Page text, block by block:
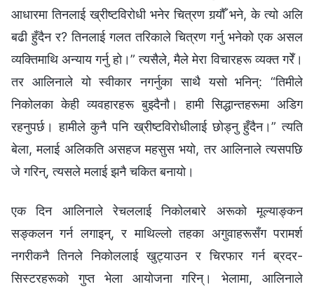
आधारमा तिनलाई ख्रीष्टविरोधी भनेर चित्रण गर्‍यौँ भने, के त्यो अलि
बढी हुँदैन र? तिनलाई गलत तरिकाले चित्रण गर्नु भनेको एक असल
व्यक्तिमाथि अन्याय गर्नु हो।” त्यसैले, मैले मेरा विचारहरू व्यक्त गरेँ।
तर आलिनाले यो स्वीकार नगर्नुका साथै यसो भनिन्: “तिमीले
निकोलका केही व्यवहारहरू बुझ्दैनौ। हामी सिद्धान्तहरूमा अडिग
रहनुपर्छ। हामीले कुनै पनि ख्रीष्टविरोधीलाई छोड्नु हुँदैन।” त्यति
बेला, मलाई अलिकति असहज महसुस भयो, तर आलिनाले त्यसपछि
जे गरिन्, त्यसले मलाई झनै चकित बनायो।
एक दिन आलिनाले रेचललाई निकोलबारे अरूको मूल्याङ्कन
सङ्कलन गर्न लगाइन्, र माथिल्लो तहका अगुवाहरूसँग परामर्श
नगरीकनै तिनले निकोललाई खुट्याउन र चिरफार गर्न ब्रदर-
सिस्टरहरूको गुप्त भेला आयोजना गरिन्। भेलामा, आलिनाले